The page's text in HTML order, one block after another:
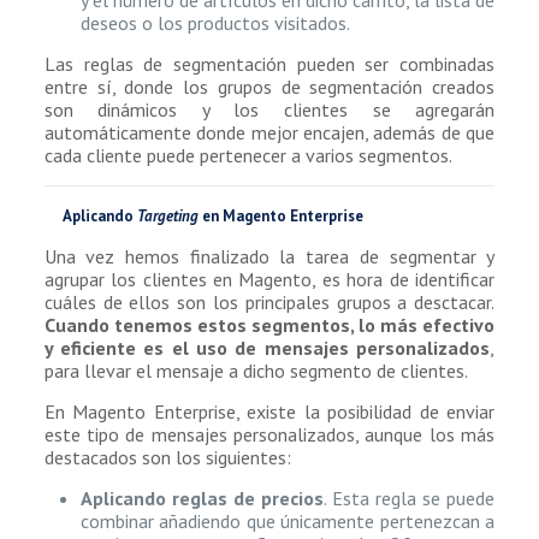
deseos o los productos visitados.
Las reglas de segmentación pueden ser combinadas
entre sí, donde los grupos de segmentación creados
son dinámicos y los clientes se agregarán
automáticamente donde mejor encajen, además de que
cada cliente puede pertenecer a varios segmentos.
Aplicando Targetingen Magento Enterprise
Una vez hemos finalizado la tarea de segmentar y
agrupar los clientes en Magento, es hora de identificar
cuáles de ellos son los principales grupos a desctacar.
Cuando tenemos estos segmentos, lo más efectivo
y eficiente es el uso de mensajes personalizados,
para llevar el mensaje a dicho segmento de clientes.
En Magento Enterprise, existe la posibilidad de enviar
este tipo de mensajes personalizados, aunque los más
destacados son los siguientes:
Aplicando reglas de precios. Esta regla se puede
combinar añadiendo que únicamente pertenezcan a